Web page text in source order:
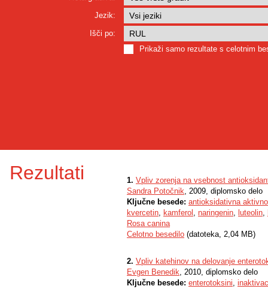
Jezik:
Išči po:
Prikaži samo rezultate s celotnim
Rezultati 1. Vpliv zorenja na vsebnost
Sandra Potočnik, 2009, diplomsko delo
Ključne besede: antioksidativna
kvercetin, kamferol , naringenin, luteolin,
Rosa canina
Celotno besedilo (datoteka, 2,04 MB)
2. Vpliv katehinov na delovanje
Evgen Benedik, 2010, diplomsko delo
Ključne besede: enterotoksini,